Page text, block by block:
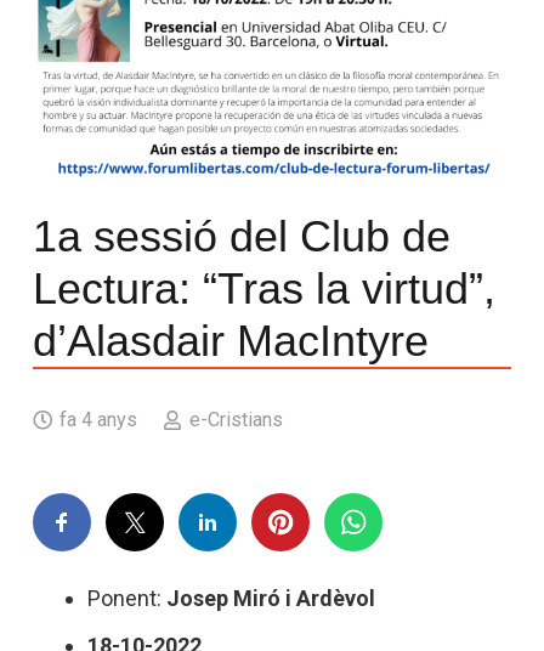
1a sessió del Club de
Lectura: “Tras la virtud”,
d’Alasdair MacIntyre
fa 4 anys e-Cristians
Ponent: Josep Miró i Ardèvol
18-10-2022